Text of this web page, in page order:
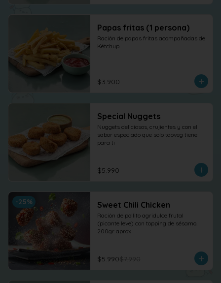
Papas fritas (1 persona)
Ración de papas fritas acompañadas de
Kétchup
$3.900
Special Nuggets
Nuggets deliciosos, crujientes y con el
sabor especiado que solo taoveg tiene
para ti
$5.990
-25% Sweet Chili Chicken
Ración de pollito agridulce frutal
(picante leve) con topping de sésamo.
200gr aprox
$5.990$7.990